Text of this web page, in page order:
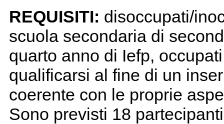
REQUISITI: disoccupati/
scuola secondaria di
quarto anno di Iefp,
qualificarsi al fine di un
coerente con le proprie
Sono previsti 18